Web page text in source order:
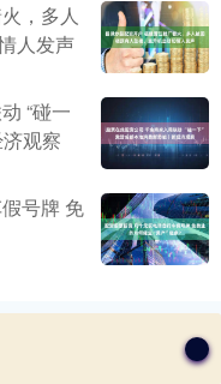
，多人
人发声
“碰一
观察
号牌 免